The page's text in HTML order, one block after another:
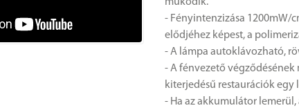
- Fényintenzizása 1200mW/
elődjéhez képest, a
- A lámpa autoklávozható,
- A fénvezető végződésének
kiterjedésű restaurációk
- Ha az akkumulátor